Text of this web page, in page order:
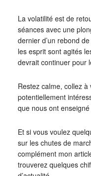
La volatilité est de
séances avec une
dernier d’un rebond
les esprit sont agités
devrait continuer pour
Restez calme, collez à
potentiellement
que nous ont
Et si vous voulez
sur les chutes de
complément mon
trouverez quelques